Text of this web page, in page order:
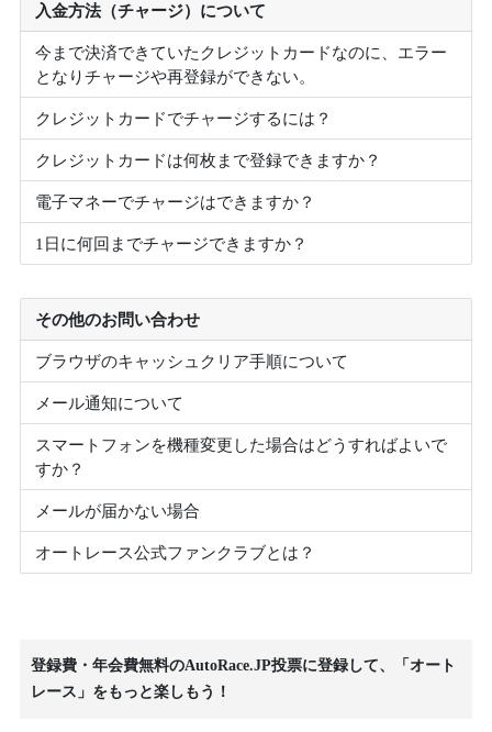
入金方法（チャージ）について
今まで決済できていたクレジットカードなのに、エラー
となりチャージや再登録ができない。
クレジットカードでチャージするには？
クレジットカードは何枚まで登録できますか？
電子マネーでチャージはできますか？
1日に何回までチャージできますか？
その他のお問い合わせ
ブラウザのキャッシュクリア手順について
メール通知について
スマートフォンを機種変更した場合はどうすればよいで
すか？
メールが届かない場合
オートレース公式ファンクラブとは？
登録費・年会費無料のAutoRace.JP投票に登録して、「オート
レース」をもっと楽しもう！